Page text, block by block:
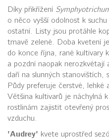
Díky přikřížení
o něco vyšší odolnost k
ostatní. Listy jsou protáhle
tmavě zelené. Doba kvetení
do konce října, rané kultivary
a pozdní naopak nerozkvétají
daří na slunných stanovištích,
Půdy preferuje čerstvé, lehké
Většina kultivarů je náchylná
rostlinám zajistit otevřený
vzduchu.
'Audrey' kvete uprostřed